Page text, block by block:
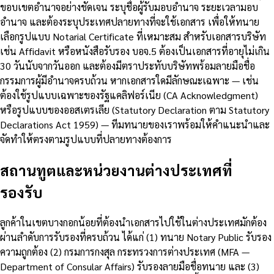
ขอบเขตอำนาจอย่างชัดเจน ระบุชื่อผู้รับมอบอำนาจ ระยะเวลามอบ
อำนาจ และต้องระบุประเทศปลายทางที่จะใช้เอกสาร เพื่อให้ทนาย
เลือกรูปแบบ Notarial Certificate ที่เหมาะสม สำหรับเอกสารบริษัท
เช่น Affidavit หรือหนังสือรับรอง บอจ.5 ต้องเป็นเอกสารที่อายุไม่เกิน
30 วันนับจากวันออก และต้องมีตราประทับบริษัทพร้อมลายมือชื่อ
กรรมการผู้มีอำนาจครบถ้วน หากเอกสารใดมีลักษณะเฉพาะ — เช่น
ต้องใช้รูปแบบเฉพาะของรัฐแคลิฟอร์เนีย (CA Acknowledgment)
หรือรูปแบบของออสเตรเลีย (Statutory Declaration ตาม Statutory
Declarations Act 1959) — ทีมทนายของเราพร้อมให้คำแนะนำและ
จัดทำให้ตรงตามรูปแบบที่ปลายทางต้องการ
สถานทูตและหน่วยงานต่างประเทศที่
รองรับ
ลูกค้าในเขตบางกอกน้อยที่ต้องนำเอกสารไปใช้ในต่างประเทศมักต้อง
ผ่านลำดับการรับรองที่ครบถ้วน ได้แก่ (1) ทนาย Notary Public รับรอง
ความถูกต้อง (2) กรมการกงสุล กระทรวงการต่างประเทศ (MFA —
Department of Consular Affairs) รับรองลายมือชื่อทนาย และ (3)